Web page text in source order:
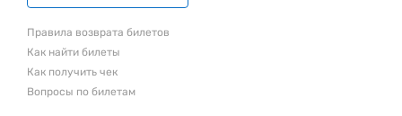
Правила возврата билетов
Как найти билеты
Как получить чек
Вопросы по билетам